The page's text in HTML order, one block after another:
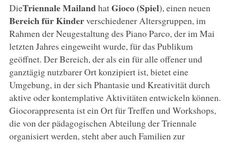
DieTriennale MailandhatGioco (Spiel), einen neuen
Bereich für Kinderverschiedener Altersgruppen, im
Rahmen der Neugestaltung des Piano Parco, der im Mai
letzten Jahres eingeweiht wurde, für das Publikum
geöffnet. Der Bereich, der als ein für alle offener und
ganztägig nutzbarer Ort konzipiert ist, bietet eine
Umgebung, in der sich Phantasie und Kreativität durch
aktive oder kontemplative Aktivitäten entwickeln können.
Giocorappresenta ist ein Ort für Treffen und Workshops,
die von der pädagogischen Abteilung der Triennale
organisiert werden, steht aber auch Familien zur